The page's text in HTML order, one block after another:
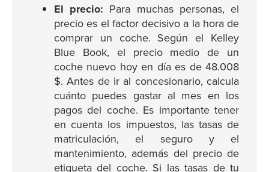
El precio: Para muchas personas, el
precio es el factor decisivo a la hora de
comprar un coche. Según el Kelley
Blue Book, el precio medio de un
coche nuevo hoy en día es de 48.008
$. Antes de ir al concesionario, calcula
cuánto puedes gastar al mes en los
pagos del coche. Es importante tener
en cuenta los impuestos, las tasas de
matriculación, el seguro y el
mantenimiento, además del precio de
etiqueta del coche. Si las tasas de tu